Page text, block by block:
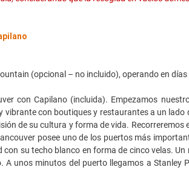
(opcional – no incluido), operando en
con Capilano (incluida). Empezamos
con boutiques y restaurantes a un
de su cultura y forma de vida.
posee uno de los puertos más
su techo blanco en forma de cinco velas.
unos minutos del puerto llegamos a Stanley